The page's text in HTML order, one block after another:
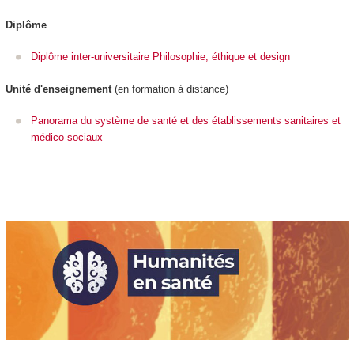
Diplôme
Diplôme inter-universitaire Philosophie, éthique et design
Unité d'enseignement(en formation à distance)
Panorama du système de santé et des établissements sanitaires et
médico-sociaux